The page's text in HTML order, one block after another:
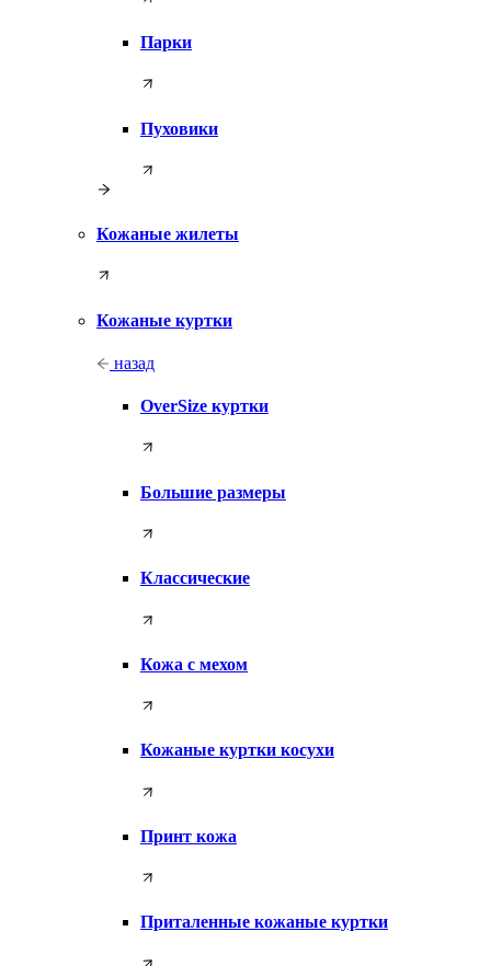
Парки
Пуховики
Кожаные жилеты
Кожаные куртки
назад
OverSize куртки
Большие размеры
Классические
Кожа с мехом
Кожаные куртки косухи
Принт кожа
Приталенные кожаные куртки